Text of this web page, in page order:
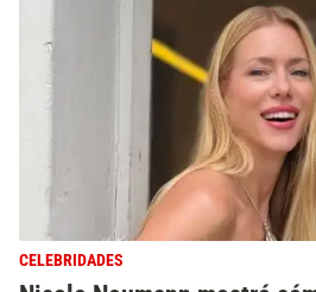
CELEBRIDADES